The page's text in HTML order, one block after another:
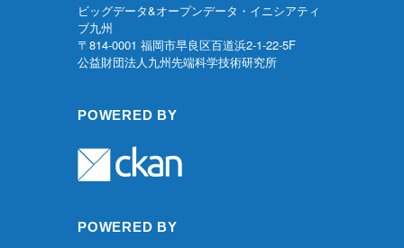
ビッグデータ&オープンデータ・イニシアティ
ブ九州
〒814-0001 福岡市早良区百道浜2-1-22-5F
公益財団法人九州先端科学技術研究所
POWERED BY
POWERED BY